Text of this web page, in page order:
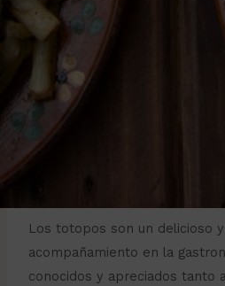
Los totopos son un delicioso
acompañamiento en la
conocidos y apreciados tanto